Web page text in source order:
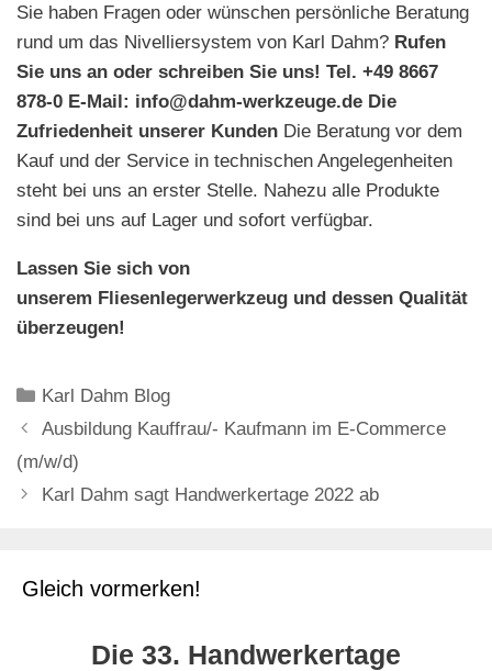
Sie haben Fragen oder wünschen persönliche Beratung
rund um das Nivelliersystem von Karl Dahm? Rufen
Sie uns an oder schreiben Sie uns! Tel. +49 8667
878-0 E-Mail: info@dahm-werkzeuge.de Die
Zufriedenheit unserer Kunden Die Beratung vor dem
Kauf und der Service in technischen Angelegenheiten
steht bei uns an erster Stelle. Nahezu alle Produkte
sind bei uns auf Lager und sofort verfügbar.
Lassen Sie sich von
unserem Fliesenlegerwerkzeug und dessen Qualität
überzeugen!
Kategorien
Karl Dahm Blog
Ausbildung Kauffrau/- Kaufmann im E-Commerce
(m/w/d)
Karl Dahm sagt Handwerkertage 2022 ab
Gleich vormerken!
Die 33. Handwerkertage